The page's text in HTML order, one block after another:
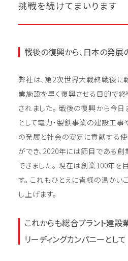
挑戦を続けてまいります
戦後の復興から、日本の発展
弊社は、第2次世界大戦終戦後に
業施設を早く復興させる目的で
されました。 戦後の復興から今
として電力・製鉄事業の建設工事
の発展と社会の安定に貢献する
ができ、2020年には節目である
できました。 現在は創業100年を
す。 これもひとえに皆様の温か
し上げます。
これからも総合プラント建設
リーディングカンパニーとして